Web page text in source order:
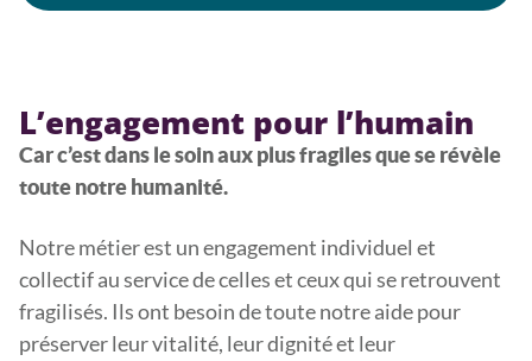
L’engagement pour l’humain
Car c’est dans le soin aux plus fragiles que se révèle
toute notre humanité.
Notre métier est un engagement individuel et
collectif au service de celles et ceux qui se retrouvent
fragilisés. Ils ont besoin de toute notre aide pour
préserver leur vitalité, leur dignité et leur